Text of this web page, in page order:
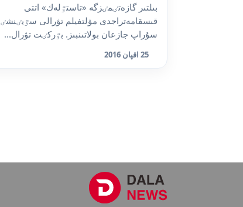
بىلتىر گازەتٸمٸزگە «تاستٷلەك» اتتى
قىسقامەتراجدى مۋلتفيلم تۋرالى سٷيٸنشٸ
سۇراپ جازعان بولاتىنبىز. بٷركٸت تۋرال...
25 اقپان 2016